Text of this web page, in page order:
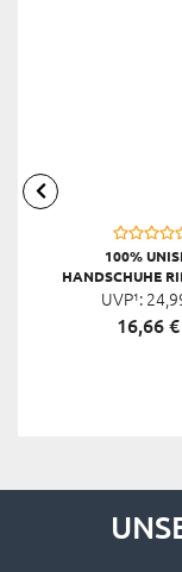
100%
HANDSCHUHE
UVP¹: 24,
16,66€